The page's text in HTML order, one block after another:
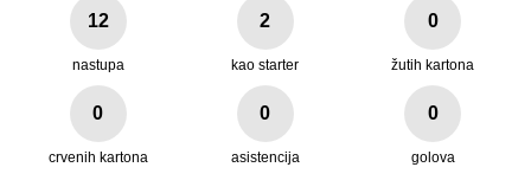
12
nastupa
2
kao starter
0
žutih kartona
0
crvenih kartona
0
asistencija
0
golova